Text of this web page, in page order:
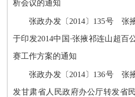
析会议的通知
张政办发〔2014〕135号 张
于印发2014中国·张掖祁连山超百
赛工作方案的通知
张政办发〔2014〕136号 张
发甘肃省人民政府办公厅转发省